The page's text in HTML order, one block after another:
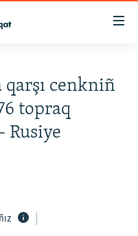
qarşı cenkniñ
topraq
Rusiye